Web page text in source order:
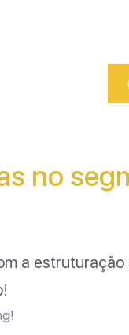
no
a estruturação